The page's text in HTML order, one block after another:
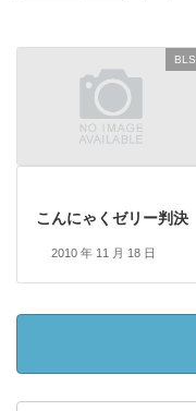
BLS
こんにゃくゼリー判決
2010 年 11 月 18 日